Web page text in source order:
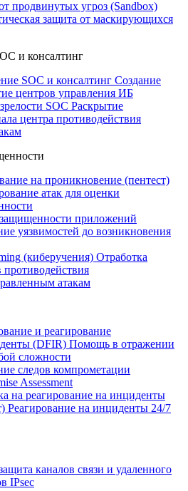
продвинутых угроз (Sandbox)
защита от маскирующихся
и консалтинг
SOC и консалтинг Создание
центров управления ИБ
SOC Раскрытие
центра противодействия
на проникновение (пентест)
атак для оценки
приложений
уязвимостей до возникновения
(киберучения) Отработка
противодействия
атакам
и реагирование
(DFIR) Помощь в отражении
сложности
следов компрометации
Assessment
на реагирование на инциденты
Реагирование на инциденты 24/7
каналов связи и удаленного
IPsec